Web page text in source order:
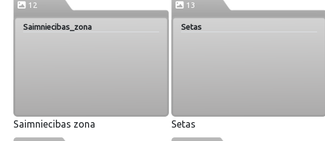
12
Saimniecibas_zona
Saimniecibas zona
13
Setas
Setas